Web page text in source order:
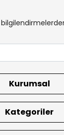
Kurumsal
Kategoriler